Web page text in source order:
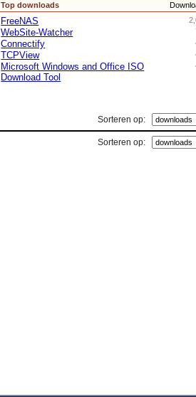
Top downloads
FreeNAS
WebSite-Watcher
Connectify
TCPView
Microsoft Windows and Office ISO
Download Tool
Sorteren op:
Sorteren op: